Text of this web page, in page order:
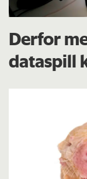
Derfor
dataspill